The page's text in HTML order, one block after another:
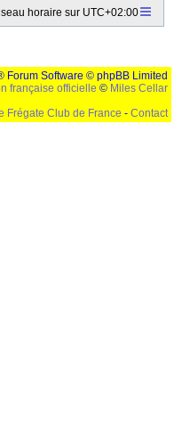
horaire sur UTC+02:00
Forum Software © phpBB Limited
française officielle © Miles Cellar
Frégate Club de France - Contact